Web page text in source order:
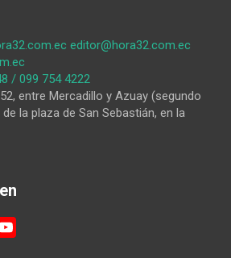
editor@hora32.com.ec
/ 099 754 4222
entre Mercadillo y Azuay (segundo
la plaza de San Sebastián, en la